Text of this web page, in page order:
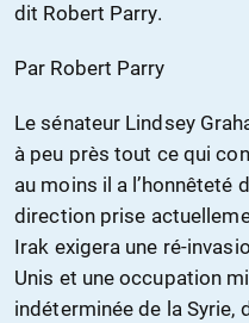
dit Robert Parry.
Par Robert Parry
Le sénateur Lindsey
à peu près tout ce qui
au moins il a l’honnêteté
direction prise
Irak exigera une ré-
Unis et une occupation
indéterminée de la Syrie,